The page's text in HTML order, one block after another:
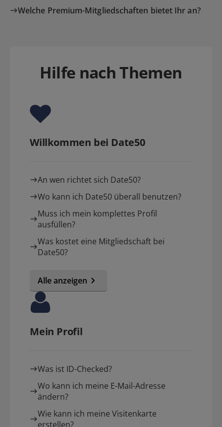
Welche Premium-Mitgliedschaften bietet Ihr an?
Hilfe nach Themen
Willkommen bei Date50
An wen richtet sich Date50?
Wo kann ich Date50 überall benutzen?
Muss ich mein komplettes Profil
ausfüllen?
Was kostet eine Mitgliedschaft bei
Date50?
Alle anzeigen
Mein Profil
Was ist ID-Checked?
Wo kann ich meine E-Mail-Adresse
ändern?
Wie kann ich meine Visitenkarte
erstellen?